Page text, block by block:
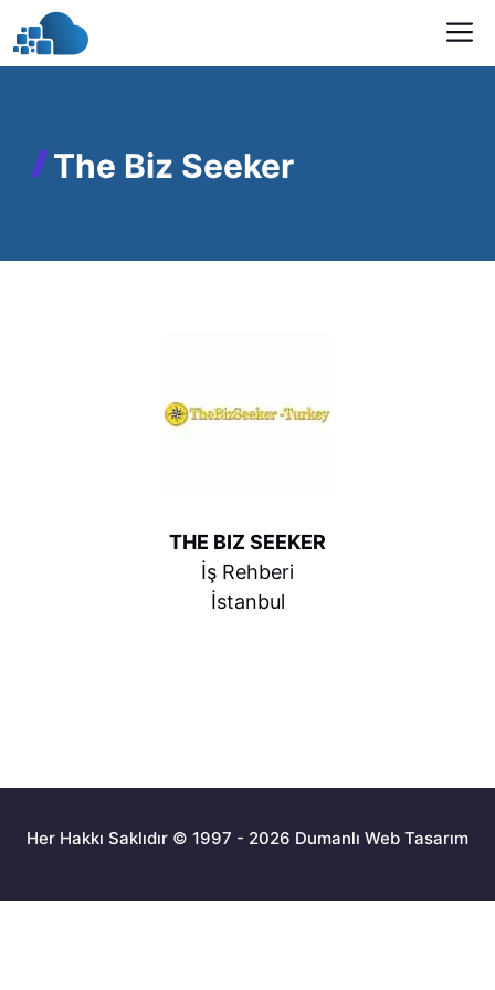
İçeriğe
atla
The Biz Seeker
THE BIZ SEEKER
İş Rehberi
İstanbul
Her Hakkı Saklıdır © 1997 - 2026 Dumanlı Web Tasarım